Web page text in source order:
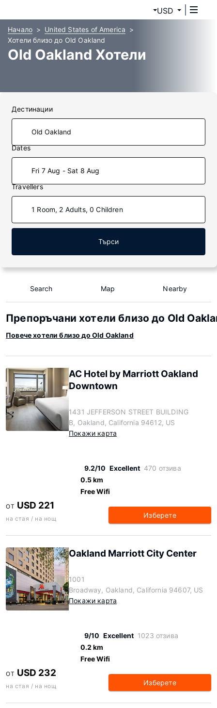
USD
Начало
United States of America
Хотели близо до Old Oakland
Old Oakland Хотели
Дестинации
Dates
Fri 7 Aug - Sat 8 Aug
Travellers
1 Room, 2 Adults, 0 Children
Търси
Search Map Nearby
Препоръчани хотели близо до Old
Повече хотели близо до Old Oakland
AC Hotel by Marriott Oakland
Downtown
1431 JEFFERSON STREET BUILDING
B, Oakland, California 94612, US
Покажи карта
9.2/10 Excellent 470 отзива
0.5 km
Free Wifi
ОТ USD 221
на стая / на нощ Изберете
Oakland Marriott City Center
1001
Broadway, Oakland, California 94607, US
Покажи карта
9/10 Excellent 1023 отзива
0.2 km
Free Wifi
ОТ USD 232
на стая / на нощ Изберете